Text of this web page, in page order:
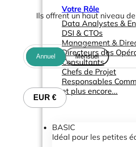
Votre Rôle
Data Analystes &
DSI & CTOs
Management &
Directeurs des
Consultants
Chefs de Projet
Responsables
et plus encore...
Ils offrent un haut niveau
Annuel Mensuel
EUR €
BASIC
Idéal pour les petites